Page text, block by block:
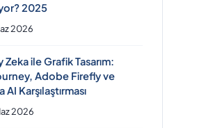
2025
2026
Zeka ile Grafik Tasarım:
Adobe Firefly ve
AI Karşılaştırması
2026